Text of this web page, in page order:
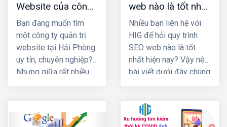
Website của công
ty nào uy tín và
chuyên nghiệp nhất
Hải Phòng?
Bạn đang muốn tìm
một công ty quản trị
website tại Hải Phòng
uy tín, chuyên nghiệp?
Nhưng giữa rất nhiều
vàng" Cùng chúng tôi
web nào là tốt nhất
hiện nay?
Nhiều bạn liên hệ với
HIG để hỏi quy trình
SEO web nào là tốt
nhất hiện nay? Vậy nên
bài viết dưới đây chúng
lời được câu hỏi đó
nhé!